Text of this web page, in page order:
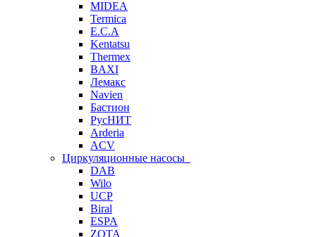
MIDEA
Termica
E.C.A
Kentatsu
Thermex
BAXI
Лемакс
Navien
Бастион
РусНИТ
Arderia
ACV
Циркуляционные насосы
DAB
Wilo
UCP
Biral
ESPA
ZOTA